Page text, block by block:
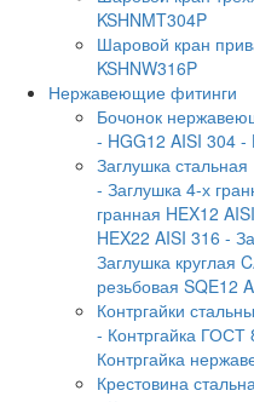
KSHNMT304P
Шаровой кран
KSHNW316P
Нержавеющие фитинги
Бочонок
- HGG12 AISI 304 -
Заглушка стальная
- Заглушка 4-х
гранная HEX12
HEX22 AISI 316 -
Заглушка круглая
резьбовая SQE12
Контргайки
- Контргайка ГОСТ
Контргайка
Крестовина